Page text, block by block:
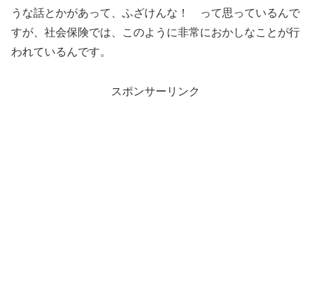
うな話とかがあって、ふざけんな！ って思っているんで
すが、社会保険では、このように非常におかしなことが行
われているんです。
スポンサーリンク